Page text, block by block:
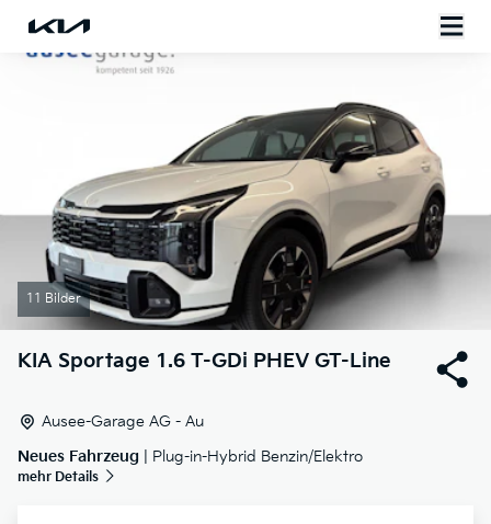
11 Bilder
KIA Sportage 1.6 T-GDi PHEV GT-Line
Ausee-Garage AG - Au
Neues Fahrzeug | Plug-in-Hybrid Benzin/Elektro
mehr Details